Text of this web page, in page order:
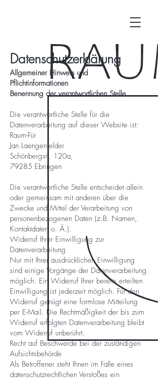
Datenschutzerklärung
Allgemeiner Hinweis und
Pflichtinformationen
Benennung der verantwortlichen Stelle
Die verantwortliche Stelle für die
Datenverarbeitung auf dieser Website ist:
Raum-Für
Jan Laengenfelder
Schönbergstr. 120a,
79285 Ebringen
Die verantwortliche Stelle entscheidet allein
oder gemeinsam mit anderen über die
Zwecke und Mittel der Verarbeitung von
personenbezogenen Daten (z.B. Namen,
Kontaktdaten o. Ä.).
Widerruf Ihrer Einwilligung zur
Datenverarbeitung
Nur mit Ihrer ausdrücklichen Einwilligung
sind einige Vorgänge der Datenverarbeitung
möglich. Ein Widerruf Ihrer bereits erteilten
Einwilligung ist jederzeit möglich. Für den
Widerruf genügt eine formlose Mitteilung
per E-Mail. Die Rechtmäßigkeit der bis zum
Widerruf erfolgten Datenverarbeitung bleibt
vom Widerruf unberührt.
Recht auf Beschwerde bei der zuständigen
Aufsichtsbehörde
Als Betroffener steht Ihnen im Falle eines
datenschutzrechtlichen Verstoßes ein